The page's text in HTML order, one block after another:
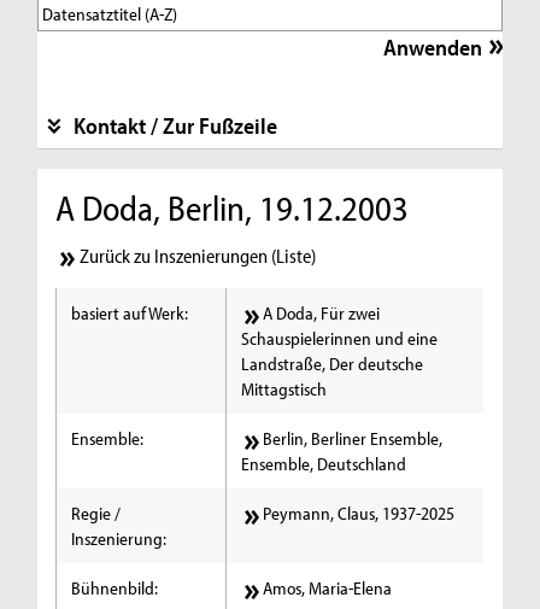
Kontakt / Zur Fußzeile
A Doda, Berlin, 19.12.2003
Zurück zu Inszenierungen (Liste)
basiert auf Werk:
A Doda, Für zwei
Schauspielerinnen und eine
Landstraße, Der deutsche
Mittagstisch
Ensemble:
Berlin, Berliner Ensemble,
Ensemble, Deutschland
Regie /
Inszenierung:
Peymann, Claus, 1937-2025
Bühnenbild: Amos, Maria-Elena